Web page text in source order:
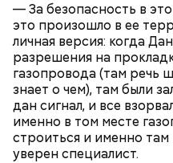
— За безопасность в
это произошло в ее
личная версия: когда
разрешения на
газопровода (там речь
знает о чем), там были
дан сигнал, и все
именно в том месте
строиться и именно
уверен специалист.